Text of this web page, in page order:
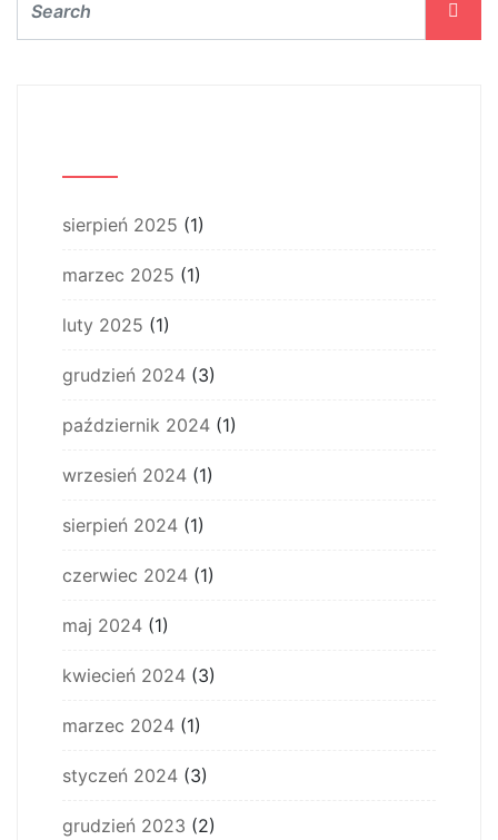
sierpień 2025 (1)
marzec 2025 (1)
luty 2025 (1)
grudzień 2024 (3)
październik 2024 (1)
wrzesień 2024 (1)
sierpień 2024 (1)
czerwiec 2024 (1)
maj 2024 (1)
kwiecień 2024 (3)
marzec 2024 (1)
styczeń 2024 (3)
grudzień 2023 (2)